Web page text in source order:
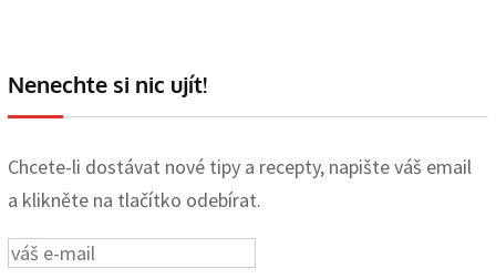
Nenechte si nic ujít!
Chcete-li dostávat nové tipy a recepty, napište váš email
a klikněte na tlačítko odebírat.